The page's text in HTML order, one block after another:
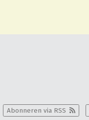
Abonneren via RSS